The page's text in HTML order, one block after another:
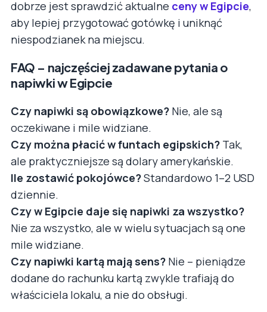
dobrze jest sprawdzić aktualne ceny w Egipcie,
aby lepiej przygotować gotówkę i uniknąć
niespodzianek na miejscu.
FAQ – najczęściej zadawane pytania o
napiwki w Egipcie
Czy napiwki są obowiązkowe? Nie, ale są
oczekiwane i mile widziane.
Czy można płacić w funtach egipskich? Tak,
ale praktyczniejsze są dolary amerykańskie.
Ile zostawić pokojówce?Standardowo 1–2 USD
dziennie.
Czy w Egipcie daje się napiwki za wszystko?
Nie za wszystko, ale w wielu sytuacjach są one
mile widziane.
Czy napiwki kartą mają sens? Nie – pieniądze
dodane do rachunku kartą zwykle trafiają do
właściciela lokalu, a nie do obsługi.